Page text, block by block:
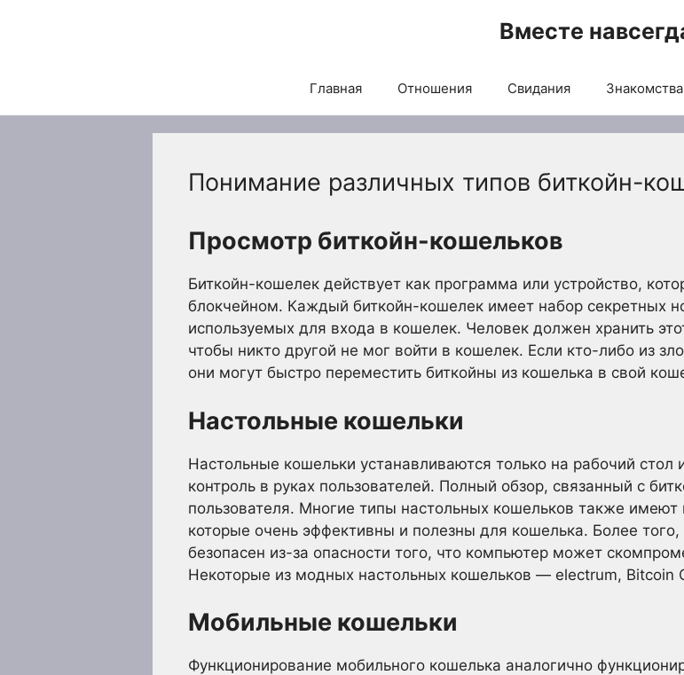
Вместе
Главная Отношения Свидания Знакомства
Понимание различных типов биткойн-
Просмотр биткойн-кошельков
Биткойн-кошелек действует как программа или устройство,
блокчейном. Каждый биткойн-кошелек имеет набор секретных
используемых для входа в кошелек. Человек должен хранить
чтобы никто другой не мог войти в кошелек. Если кто-либо из
они могут быстро переместить биткойны из кошелька в свой
Настольные кошельки
Настольные кошельки устанавливаются только на рабочий стол
контроль в руках пользователей. Полный обзор, связанный с
пользователя. Многие типы настольных кошельков также
которые очень эффективны и полезны для кошелька. Более того,
безопасен из-за опасности того, что компьютер может
Некоторые из модных настольных кошельков — electrum, Bitcoin
Мобильные кошельки
Функционирование мобильного кошелька аналогично